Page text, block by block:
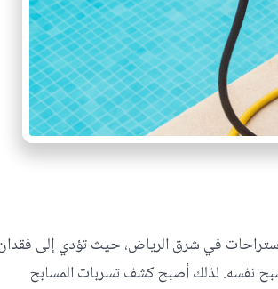
في شرق الرياض، حيث تؤدي إلى
نفسه. لذلك أصبح كشف تسربات المسابح